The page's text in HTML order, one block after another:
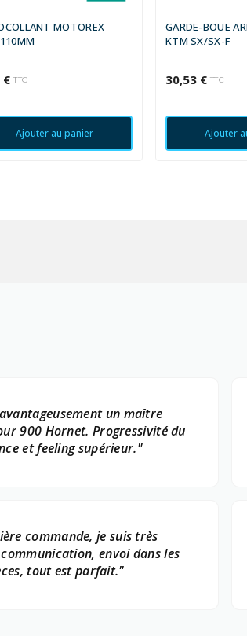
MOTOREX
€ TTC
Ajouter au panier
GARDE-BOUE
KTM SX/SX-F
30,53 € TTC
Ajouter
un maître
900 Hornet. Progressivité du
et feeling supérieur."
commande, je suis très
envoi dans les
tout est parfait."